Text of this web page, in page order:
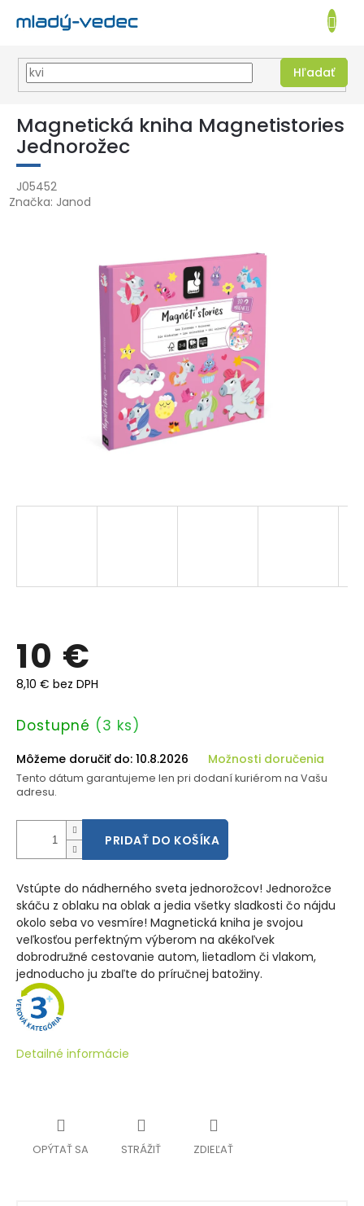
Prejsť
obsah
EUR
Hľadať
KOŠÍK
Magnetická kniha Magnetistories
Jednorožec
J05452
Značka: Janod
10 €
8,10 € bez DPH
Jednotková
Dostupné (3 ks)
Môžeme doručiť do: 10.8.2026 Možnosti doručenia
Tento dátum garantujeme len pri dodaní kuriérom na Vašu
adresu.
PRIDAŤ DO KOŠÍKA
Vstúpte do nádherného sveta jednorožcov! Jednorožce
skáču z oblaku na oblak a jedia všetky sladkosti čo nájdu
okolo seba vo vesmíre! Magnetická kniha je svojou
veľkosťou perfektným výberom na akékoľvek
dobrodružné cestovanie autom, lietadlom či vlakom,
jednoducho ju zbaľte do príručnej batožiny.
Detailné informácie
OPÝTAŤ SA STRÁŽIŤ ZDIEĽAŤ